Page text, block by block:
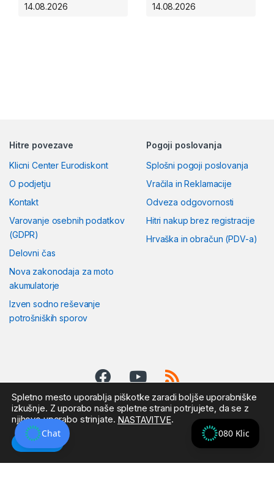
14.08.2026
14.08.2026
Hitre povezave
Klicni Center Eurodiskont
O podjetju
Kontakt
Varovanje osebnih podatkov
(GDPR)
Delovni čas
Nova zakonodaja za moto
akumulatorje
Izven sodno reševanje
potrošniških sporov
Pogoji poslovanja
Splošni pogoji poslovanja
Vračila in Reklamacije
Odveza odgovornosti
Hitri nakup brez registracije
Hrvaška in obračun (PDV-a)
Pošljite nam sporočilo:
Spletno mesto uporablja piškotke zaradi boljše uporabniške
izkušnje. Z uporabo naše spletne strani potrjujete, da se z
njihovo uporabo strinjate. NASTAVITVE.
Sprejmi
080 Klic
Chat